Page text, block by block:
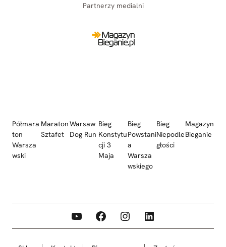
Partnerzy medialni
Półmara
ton
Warsza
wski
Maraton
Sztafet
Warsaw
Dog Run
Bieg
Konstytu
cji 3
Maja
Bieg
Powstani
a
Warsza
wskiego
Bieg
Niepodle
głości
Magazyn
Bieganie
YouTube Facebook Instagram LinkedIn